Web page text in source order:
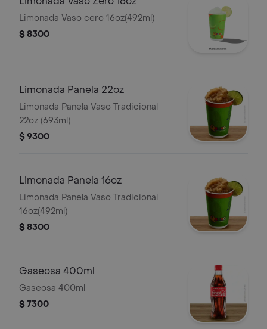
Limonada Vaso cero 16oz(492ml)
$ 8300
Limonada Panela 22oz
Limonada Panela Vaso Tradicional
22oz (693ml)
$ 9300
Limonada Panela 16oz
Limonada Panela Vaso Tradicional
16oz(492ml)
$ 8300
Gaseosa 400ml
Gaseosa 400ml
$ 7300